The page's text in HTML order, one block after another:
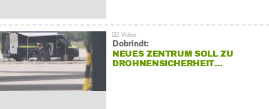
Dobrindt:
NEUES ZENTRUM SOLL ZU
DROHNENSICHERHEIT…